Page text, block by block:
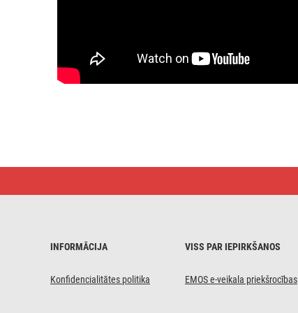
koks,
INFORMĀCIJA
Konfidencialitātes politika
VISS PAR IEPIRKŠANOS
EMOS e-veikala priekšrocības